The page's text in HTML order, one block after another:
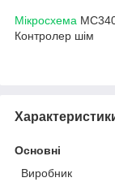
Мікросхема
Контролер шім
Основні
Виробник